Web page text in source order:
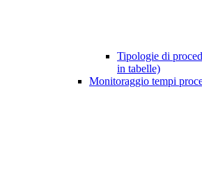
Tipologie di
in tabelle)
Monitoraggio tempi